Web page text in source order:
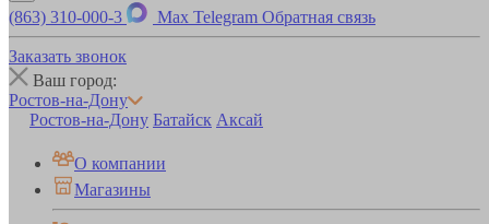
(863) 310-000-3 Max Telegram Обратная связь
Заказать звонок
Ваш город:
Ростов-на-Дону
Ростов-на-Дону Батайск Аксай
О компании
Магазины